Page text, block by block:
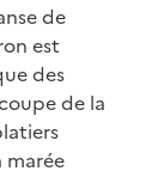
de
est
des
de la
marée